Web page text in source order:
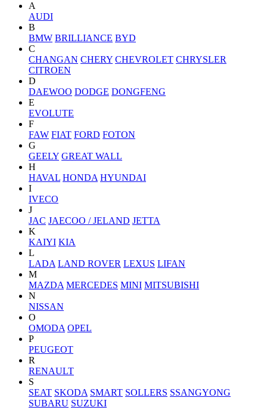
A
AUDI
B
BMW BRILLIANCE BYD
C
CHANGAN CHERY CHEVROLET CHRYSLER
CITROEN
D
DAEWOO DODGE DONGFENG
E
EVOLUTE
F
FAW FIAT FORD FOTON
G
GEELY GREAT WALL
H
HAVAL HONDA HYUNDAI
I
IVECO
J
JAC JAECOO / JELAND JETTA
K
KAIYI KIA
L
LADA LAND ROVER LEXUS LIFAN
M
MAZDA MERCEDES MINI MITSUBISHI
N
NISSAN
O
OMODA OPEL
P
PEUGEOT
R
RENAULT
S
SEAT SKODA SMART SOLLERS SSANGYONG
SUBARU SUZUKI